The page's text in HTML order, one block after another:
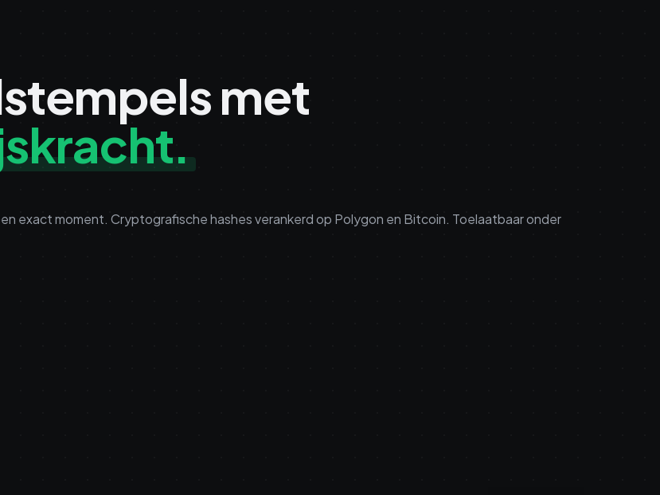
met
exact moment. Cryptografische hashes verankerd op Polygon en Bitcoin. Toelaatbaar onder